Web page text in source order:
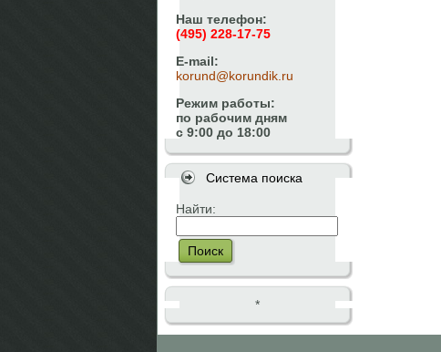
Наш телефон:
(495) 228-17-75
E-mail:
korund@korundik.ru
Режим работы:
по рабочим дням
с 9:00 до 18:00
Система поиска
Найти:
Поиск
*